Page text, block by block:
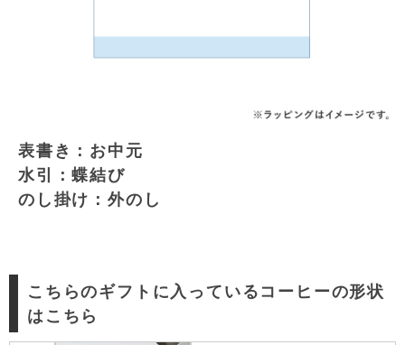
表書き：お中元
水引：蝶結び
のし掛け：外のし
こちらのギフトに入っているコーヒーの形状
はこちら